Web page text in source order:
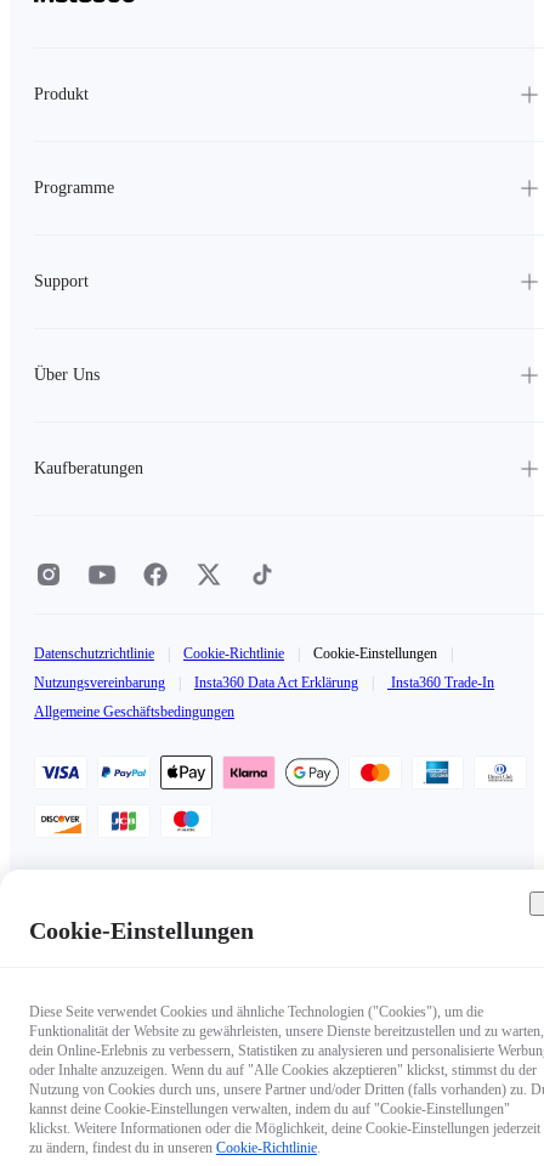
Produkt
Programme
Support
Über Uns
Kaufberatungen
Datenschutzrichtlinie Cookie-Richtlinie Cookie-Einstellungen
Nutzungsvereinbarung
Insta360 Data Act Erklärung
Insta360 Trade-In
Allgemeine Geschäftsbedingungen
Copyright © 2025 Insta360 All rights reserved.
Cookie-Einstellungen
Diese Seite verwendet Cookies und ähnliche Technologien ("Cookies"), um die
Funktionalität der Website zu gewährleisten, unsere Dienste bereitzustellen und zu warten,
dein Online-Erlebnis zu verbessern, Statistiken zu analysieren und personalisierte
oder Inhalte anzuzeigen. Wenn du auf "Alle Cookies akzeptieren" klickst, stimmst du der
Nutzung von Cookies durch uns, unsere Partner und/oder Dritten (falls vorhanden) zu.
kannst deine Cookie-Einstellungen verwalten, indem du auf "Cookie-Einstellungen"
klickst. Weitere Informationen oder die Möglichkeit, deine Cookie-Einstellungen jederzeit
zu ändern, findest du in unseren Cookie-Richtlinie.